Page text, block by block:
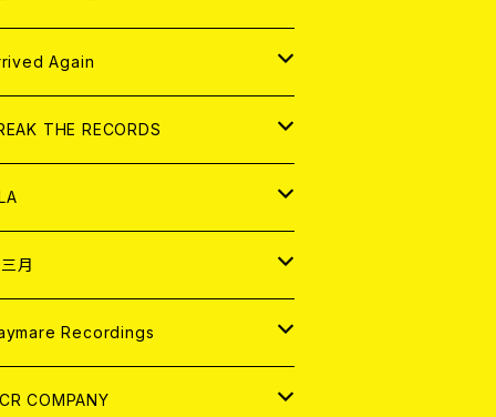
レル
CONTENTS
ログ
Again
ログ
THE RECORDS
レル
月
Recordings
COMPANY